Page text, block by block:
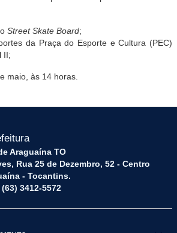
StreetSkate Board;
da Praça do Esporte e Cultura (PEC)
II;
maio, às 14 horas.
Araguaína TO
Rua 25 de Dezembro, 52 - Centro
- Tocantins.
3412-5572